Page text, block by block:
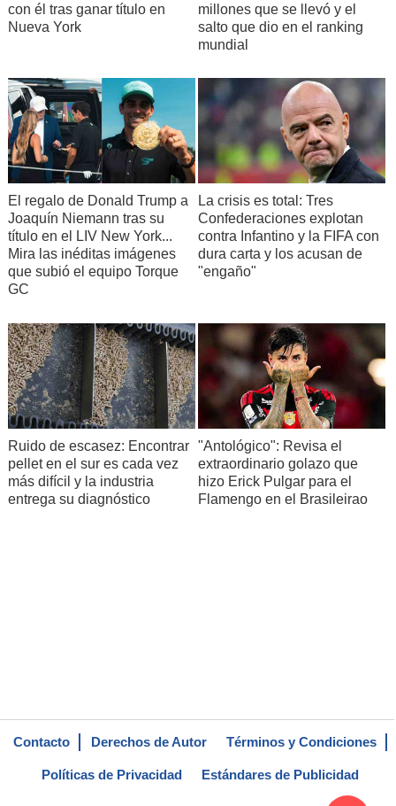
con él tras ganar título en
Nueva York
millones que se llevó y el
salto que dio en el ranking
mundial
El regalo de Donald Trump a
Joaquín Niemann tras su
título en el LIV New York...
Mira las inéditas imágenes
que subió el equipo Torque
GC
La crisis es total: Tres
Confederaciones explotan
contra Infantino y la FIFA con
dura carta y los acusan de
"engaño"
Ruido de escasez: Encontrar
pellet en el sur es cada vez
más difícil y la industria
entrega su diagnóstico
"Antológico": Revisa el
extraordinario golazo que
hizo Erick Pulgar para el
Flamengo en el Brasileirao
Contacto Derechos de Autor Términos y Condiciones
Políticas de Privacidad Estándares de Publicidad